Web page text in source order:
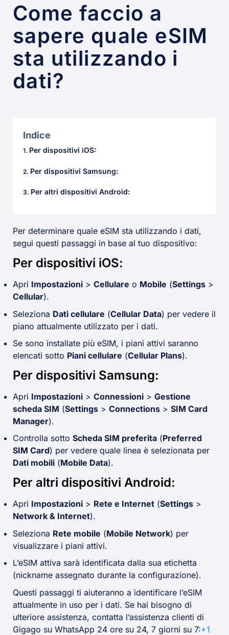
Come faccio a
sapere quale eSIM
sta utilizzando i
dati?
Indice
Per dispositivi iOS:
Per dispositivi Samsung:
Per altri dispositivi Android:
Per determinare quale eSIM sta utilizzando i dati,
segui questi passaggi in base al tuo dispositivo:
Per dispositivi iOS:
Apri Impostazioni > Cellulare o Mobile (Settings >
Cellular).
Seleziona Dati cellulare (Cellular Data) per vedere il
piano attualmente utilizzato per i dati.
Se sono installate più eSIM, i piani attivi saranno
elencati sotto Piani cellulare (Cellular Plans).
Per dispositivi Samsung:
Apri Impostazioni > Connessioni > Gestione
scheda SIM (Settings > Connections > SIM Card
Manager).
Controlla sotto Scheda SIM preferita (Preferred
SIM Card) per vedere quale linea è selezionata per
Dati mobili (Mobile Data).
Per altri dispositivi Android:
Apri Impostazioni > Rete e Internet (Settings >
Network & Internet).
Seleziona Rete mobile (Mobile Network) per
visualizzare i piani attivi.
L’eSIM attiva sarà identificata dalla sua etichetta
(nickname assegnato durante la configurazione).
Questi passaggi ti aiuteranno a identificare l’eSIM
attualmente in uso per i dati. Se hai bisogno di
ulteriore assistenza, contatta l’assistenza clienti di
Gigago su WhatsApp 24 ore su 24, 7 giorni su 7:+1